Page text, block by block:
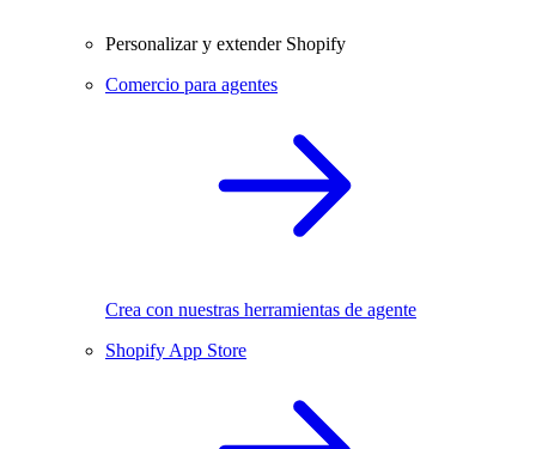
Personalizar y extender Shopify
Comercio para agentes
Crea con nuestras herramientas de agente
Shopify App Store